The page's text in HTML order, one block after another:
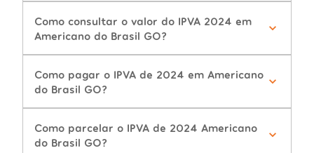
Como consultar o valor do IPVA 2024 em
Americano do Brasil GO?
Como pagar o IPVA de 2024 em Americano
do Brasil GO?
Como parcelar o IPVA de 2024 Americano
do Brasil GO?